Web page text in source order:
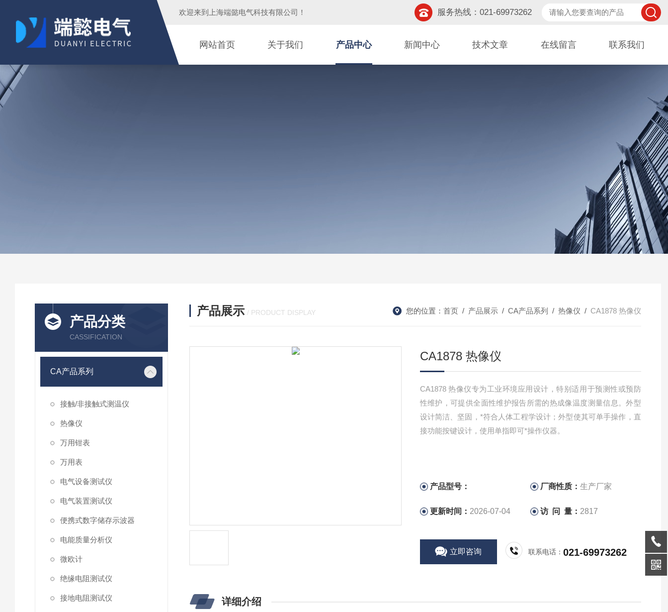
欢迎来到 上海端懿电气科技有限公司 ！ 服务热线：021-69973262
网站首页 关于我们 产品中心 新闻中心 技术文章 在线留言 联系我们
产品分类
CASSIFICATION
CA产品系列
接触/非接触式测温仪
热像仪
万用钳表
万用表
电气设备测试仪
电气装置测试仪
便携式数字储存示波器
电能质量分析仪
微欧计
绝缘电阻测试仪
接地电阻测试仪
产品展示 / PRODUCT DISPLAY 您的位置： 首页 / 产品展示 / CA产品系列 / 热像仪 / CA1878 热像仪
CA1878 热像仪
CA1878 热像仪专为工业环境应用设计，特别适用于预测性或预防
性维护，可提供全面性维护报告所需的热成像温度测量信息。外型
设计简洁、坚固，*符合人体工程学设计；外型使其可单手操作，直
接功能按键设计，使用单指即可*操作仪器。
产品型号： 厂商性质：生产厂家
更新时间： 2026-07-04 访 问 量： 2817
立即咨询 联系电话：021-69973262
详细介绍